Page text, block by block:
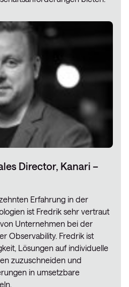
Director, Kanari –
Erfahrung in der
ist Fredrik sehr vertraut
Unternehmen bei der
Observability. Fredrik ist
Lösungen auf individuelle
zuzuschneiden und
in umsetzbare